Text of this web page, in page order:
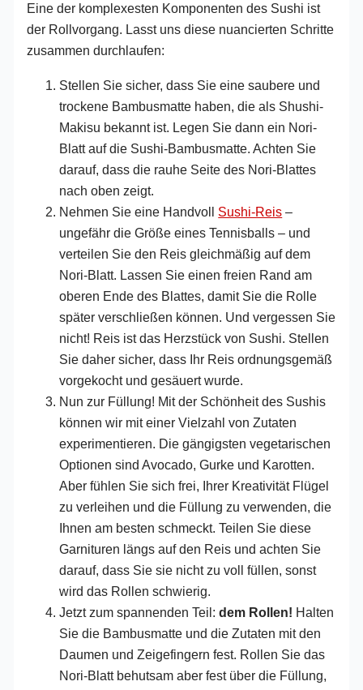
Eine der komplexesten Komponenten des Sushi ist
der Rollvorgang. Lasst uns diese nuancierten Schritte
zusammen durchlaufen:
Stellen Sie sicher, dass Sie eine saubere und
trockene Bambusmatte haben, die als Shushi-
Makisu bekannt ist. Legen Sie dann ein Nori-
Blatt auf die Sushi-Bambusmatte. Achten Sie
darauf, dass die rauhe Seite des Nori-Blattes
nach oben zeigt.
Nehmen Sie eine Handvoll Sushi-Reis –
ungefähr die Größe eines Tennisballs – und
verteilen Sie den Reis gleichmäßig auf dem
Nori-Blatt. Lassen Sie einen freien Rand am
oberen Ende des Blattes, damit Sie die Rolle
später verschließen können. Und vergessen Sie
nicht! Reis ist das Herzstück von Sushi. Stellen
Sie daher sicher, dass Ihr Reis ordnungsgemäß
vorgekocht und gesäuert wurde.
Nun zur Füllung! Mit der Schönheit des Sushis
können wir mit einer Vielzahl von Zutaten
experimentieren. Die gängigsten vegetarischen
Optionen sind Avocado, Gurke und Karotten.
Aber fühlen Sie sich frei, Ihrer Kreativität Flügel
zu verleihen und die Füllung zu verwenden, die
Ihnen am besten schmeckt. Teilen Sie diese
Garnituren längs auf den Reis und achten Sie
darauf, dass Sie sie nicht zu voll füllen, sonst
wird das Rollen schwierig.
Jetzt zum spannenden Teil:dem Rollen! Halten
Sie die Bambusmatte und die Zutaten mit den
Daumen und Zeigefingern fest. Rollen Sie das
Nori-Blatt behutsam aber fest über die Füllung,